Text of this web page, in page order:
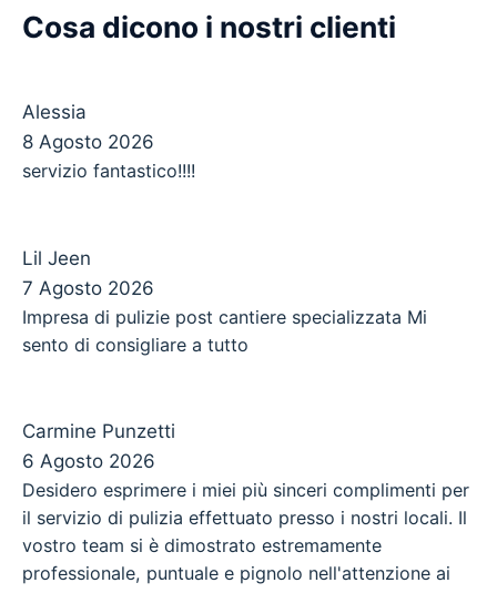
Cosa dicono i nostri clienti
Alessia
8 Agosto 2026
servizio fantastico!!!!
Lil Jeen
7 Agosto 2026
Impresa di pulizie post cantiere specializzata Mi
sento di consigliare a tutto
Carmine Punzetti
6 Agosto 2026
Desidero esprimere i miei più sinceri complimenti per
il servizio di pulizia effettuato presso i nostri locali. Il
vostro team si è dimostrato estremamente
professionale, puntuale e pignolo nell'attenzione ai